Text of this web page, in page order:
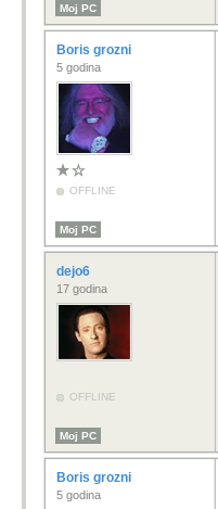
Moj PC
Boris grozni
5 godina
OFFLINE
Moj PC
dejo6
17 godina
OFFLINE
Moj PC
Boris grozni
5 godina